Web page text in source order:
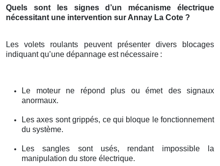
Quels sont les signes d’un mécanisme électrique
nécessitant une intervention sur Annay La Cote ?
Les volets roulants peuvent présenter divers blocages
indiquant qu’une dépannage est nécessaire :
Le moteur ne répond plus ou émet des signaux
anormaux.
Les axes sont grippés, ce qui bloque le fonctionnement
du système.
Les sangles sont usés, rendant impossible la
manipulation du store électrique.